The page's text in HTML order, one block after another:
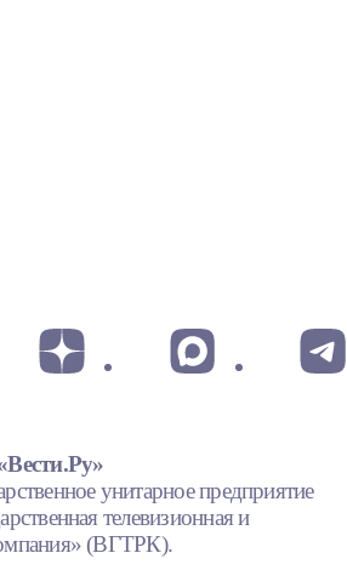
унитарное предприятие
телевизионная и
(ВГТРК).